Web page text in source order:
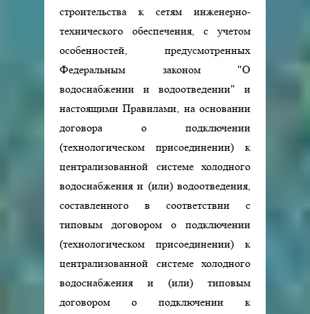
строительства к сетям инженерно-
технического обеспечения, с учетом
особенностей, предусмотренных
Федеральным законом "О
водоснабжении и водоотведении" и
настоящими Правилами, на основании
договора о подключении
(технологическом присоединении) к
централизованной системе холодного
водоснабжения и (или) водоотведения,
составленного в соответствии с
типовым договором о подключении
(технологическом присоединении) к
централизованной системе холодного
водоснабжения и (или) типовым
договором о подключении к